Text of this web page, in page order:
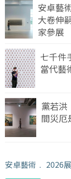
安卓藝
大卷伸
家參展
七千件
當代藝
黨若洪
間災厄
安卓藝術 ﹒ 2026